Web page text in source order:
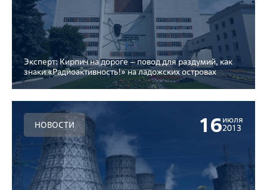
Эксперт: Кирпич на дороге – повод для раздумий, как
знаки «Радиоактивность!» на ладожских островах
НОВОСТИ 16июля
2013